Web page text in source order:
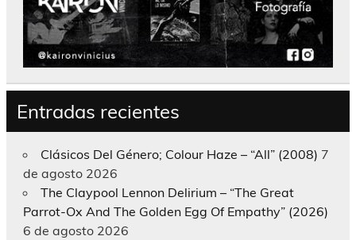
Entradas recientes
Clásicos Del Género; Colour Haze – “All” (2008) 7
de agosto 2026
The Claypool Lennon Delirium – “The Great
Parrot-Ox And The Golden Egg Of Empathy” (2026)
6 de agosto 2026